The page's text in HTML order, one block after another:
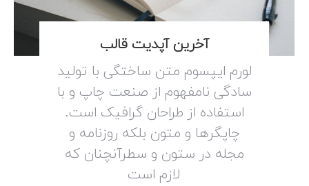
آخرین آپدیت قالب
لورم ایپسوم متن ساختگی با تولید
سادگی نامفهوم از صنعت چاپ و با
استفاده از طراحان گرافیک است.
چاپگرها و متون بلکه روزنامه و
مجله در ستون و سطرآنچنان که
لازم است